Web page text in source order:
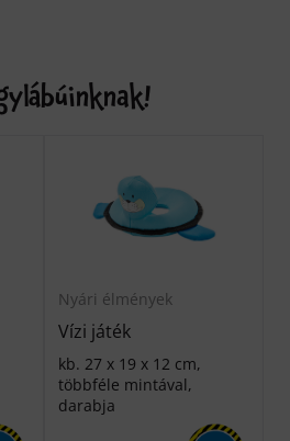
Nyári élmények
Vízi játék
kb. 27 x 19 x 12 cm,
többféle mintával,
darabja